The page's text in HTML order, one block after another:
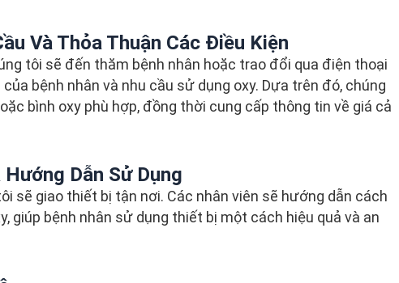
Và Thỏa Thuận Các Điều Kiện
tôi sẽ đến thăm bệnh nhân hoặc trao đổi qua điện thoại
bệnh nhân và nhu cầu sử dụng oxy. Dựa trên đó, chúng
bình oxy phù hợp, đồng thời cung cấp thông tin về giá cả
Dẫn Sử Dụng
sẽ giao thiết bị tận nơi. Các nhân viên sẽ hướng dẫn cách
giúp bệnh nhân sử dụng thiết bị một cách hiệu quả và an